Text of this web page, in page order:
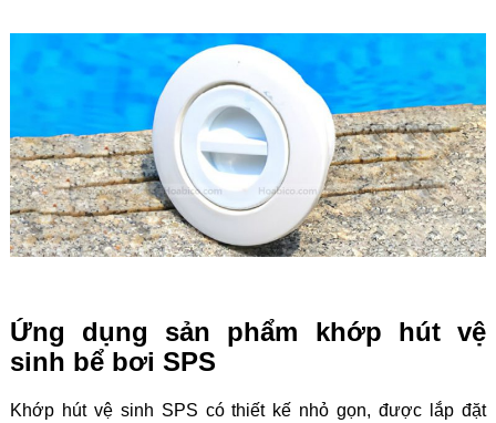
Ứng dụng sản phẩm khớp hút vệ
sinh bể bơi SPS
Khớp hút vệ sinh SPS có thiết kế nhỏ gọn, được lắp đặt